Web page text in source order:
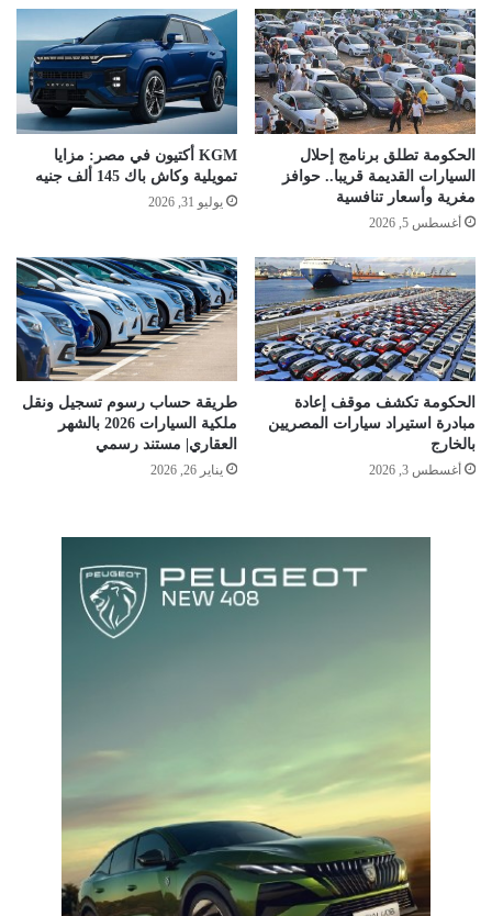
الحكومة تطلق برنامج إحلال
السيارات القديمة قريبا.. حوافز
مغرية وأسعار تنافسية
أغسطس 5, 2026
KGM أكتيون في مصر: مزايا
تمويلية وكاش باك 145 ألف جنيه
يوليو 31, 2026
الحكومة تكشف موقف إعادة
مبادرة استيراد سيارات المصريين
بالخارج
أغسطس 3, 2026
طريقة حساب رسوم تسجيل ونقل
ملكية السيارات 2026 بالشهر
العقاري| مستند رسمي
يناير 26, 2026